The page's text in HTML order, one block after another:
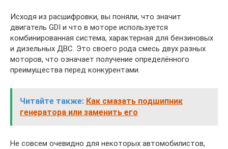
Исходя из расшифровки, вы поняли, что значит
двигатель GDI и что в моторе используется
комбинированная система, характерная для бензиновых
и дизельных ДВС. Это своего рода смесь двух разных
моторов, что означает получение определённого
преимущества перед конкурентами.
Читайте также: Как смазать подшипник
генератора или заменить его
Не совсем очевидно для некоторых автомобилистов,